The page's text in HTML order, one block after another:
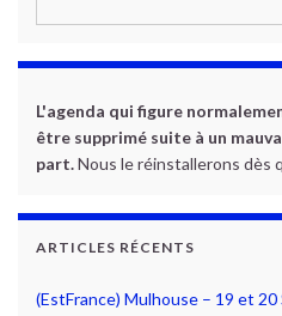
L'agenda qui figure
être supprimé suite à un
part.Nous le réinstallerons dès
ARTICLES RÉCENTS
(EstFrance) Mulhouse – 19 et